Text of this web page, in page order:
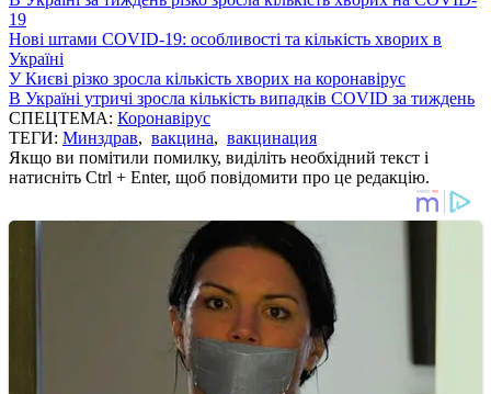
19
Нові штами COVID-19: особливості та кількість хворих в
Україні
У Києві різко зросла кількість хворих на коронавірус
В Україні утричі зросла кількість випадків COVID за тиждень
СПЕЦТЕМА: Коронавірус
ТЕГИ: Минздрав, вакцина, вакцинация
Якщо ви помітили помилку, виділіть необхідний текст і
натисніть Ctrl + Enter, щоб повідомити про це редакцію.